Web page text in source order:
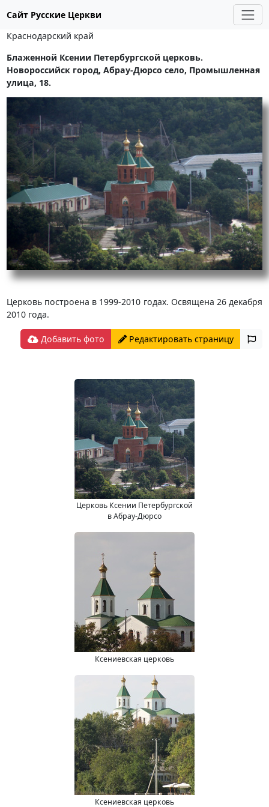
Сайт Русские Церкви
Краснодарский край
Блаженной Ксении Петербургской церковь.
Новороссийск город, Абрау-Дюрсо село, Промышленная
улица, 18.
Церковь построена в 1999-2010 годах. Освящена 26 декабря
2010 года.
Добавить фото Редактировать страницу
Церковь Ксении Петербургской
в Абрау-Дюрсо
Ксениевская церковь
Ксениевская церковь